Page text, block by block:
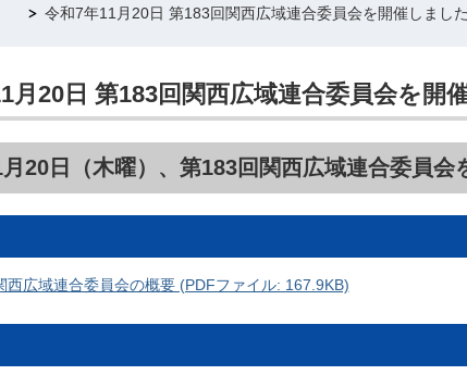
令和7年11月20日 第183回関西広域連合委員会を開催しました
月20日 第183回関西広域連合委員会を開
20日（木曜）、第183回関西広域連合委員会
西広域連合委員会の概要 (PDFファイル: 167.9KB)